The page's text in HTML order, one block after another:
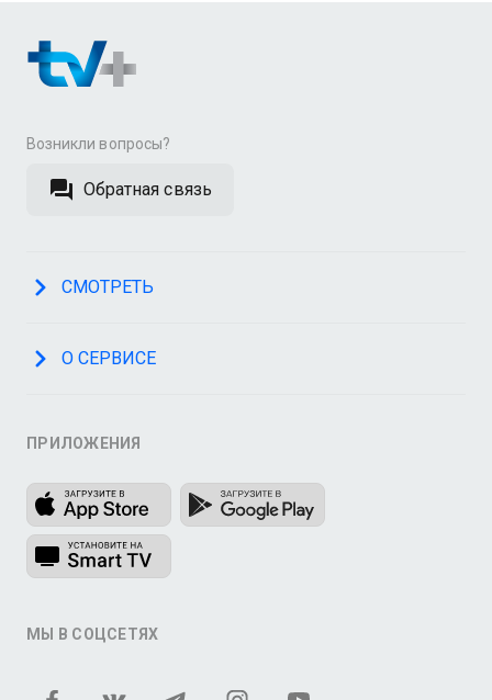
Возникли вопросы?
Обратная связь
СМОТРЕТЬ
О СЕРВИСЕ
ПРИЛОЖЕНИЯ
МЫ В СОЦСЕТЯХ